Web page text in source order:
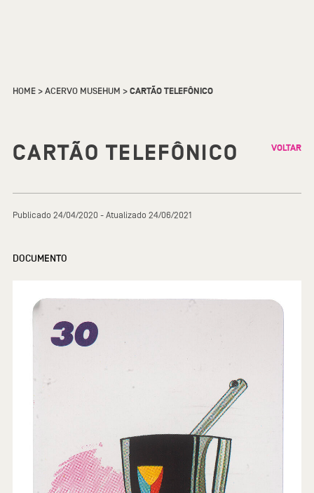
HOME>ACERVO MUSEHUM >CARTÃO TELEFÔNICO
CARTÃO TELEFÔNICO VOLTAR
Publicado 24/04/2020 - Atualizado 24/06/2021
DOCUMENTO